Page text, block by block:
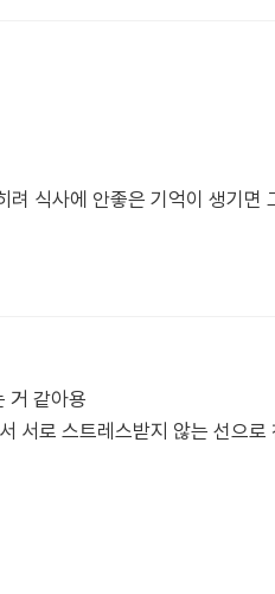
식사에 안좋은 기억이 생기면
거 같아용
서로 스트레스받지 않는 선으로